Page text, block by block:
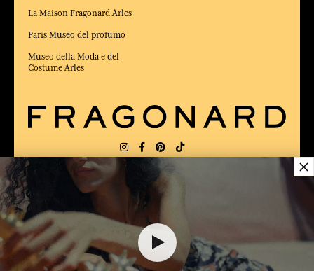
La Maison Fragonard Arles
Paris Museo del profumo
Museo della Moda e del
Costume Arles
FR
×